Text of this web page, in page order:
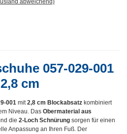
abweichend)
057-029-001
cm
001 mit2,8 cm Blockabsatz kombiniert
Niveau. Das Obermaterial aus
die 2-Loch Schnürung sorgen für einen
Anpassung an Ihren Fuß. Der